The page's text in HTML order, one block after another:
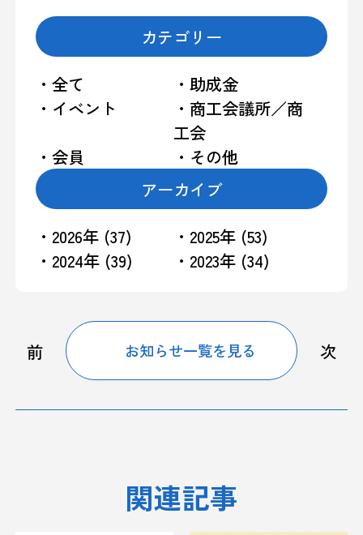
カテゴリー
・全て
・助成金
・イベント
・商工会議所／商
工会
・会員
・その他
アーカイブ
・2026年 (37)
・2025年 (53)
・2024年 (39)
・2023年 (34)
前 お知らせ一覧を見る 次
関連記事